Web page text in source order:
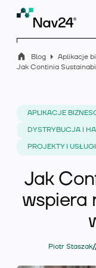
Rozszerzenia
Branże
Blog
Aplikacje
APLIKACJE
DYSTRYBUCJA I
PROJEKTY I USŁUGI
Jak
wspiera
Piotr Staszak